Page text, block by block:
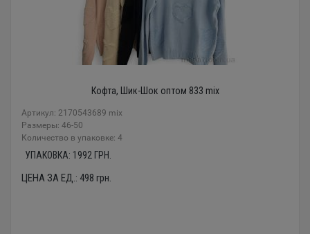
Кофта, Шик-Шок оптом 833 mix
Артикул: 2170543689 mix
Размеры: 46-50
Количество в упаковке: 4
УПАКОВКА: 1992 ГРН.
ЦЕНА ЗА ЕД.: 498 грн.